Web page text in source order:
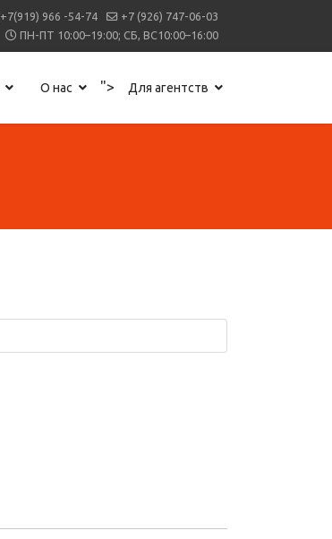
+7(919) 966 -54-74
+7 (926) 747-06-03
ПН-ПТ 10:00–19:00; СБ, ВС10:00–16:00
О нас "> Для агентств